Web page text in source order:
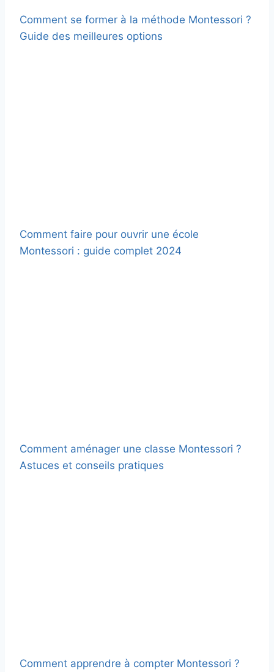
Comment se former à la méthode Montessori ?
Guide des meilleures options
Comment faire pour ouvrir une école
Montessori : guide complet 2024
Comment aménager une classe Montessori ?
Astuces et conseils pratiques
Comment apprendre à compter Montessori ?